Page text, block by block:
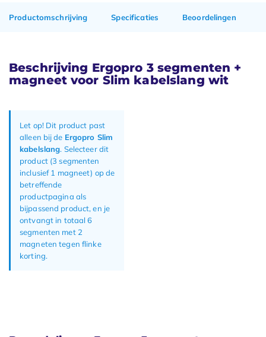
Productomschrijving Specificaties Beoordelingen
Beschrijving Ergopro 3 segmenten +
magneet voor Slim kabelslang wit
Let op! Dit product past
alleen bij de Ergopro Slim
kabelslang. Selecteer dit
product (3 segmenten
inclusief 1 magneet) op de
betreffende
productpagina als
bijpassend product, en je
ontvangt in totaal 6
segmenten met 2
magneten tegen flinke
korting.